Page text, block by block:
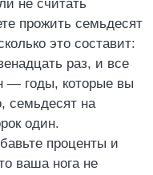
не считать
прожить семьдесят
это составит:
раз, и все
— годы, которые вы
семьдесят на
один.
проценты и
ваша нога не